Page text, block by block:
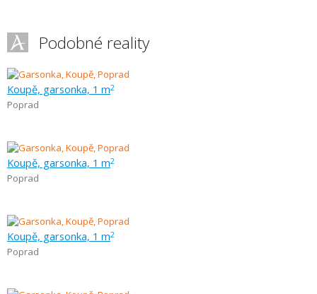
Podobné reality
Koupě, garsonka, 1 m2
Poprad
Koupě, garsonka, 1 m2
Poprad
Koupě, garsonka, 1 m2
Poprad